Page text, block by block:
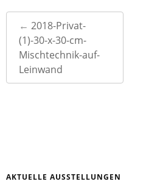
Post
navigation
← 2018-Privat-
(1)-30-x-30-cm-
Mischtechnik-auf-
Leinwand
AKTUELLE AUSSTELLUNGEN